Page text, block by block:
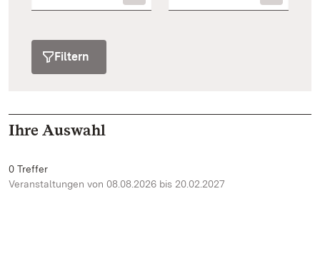
Filtern
Ihre Auswahl
0 Treffer
Veranstaltungen von 08.08.2026 bis 20.02.2027